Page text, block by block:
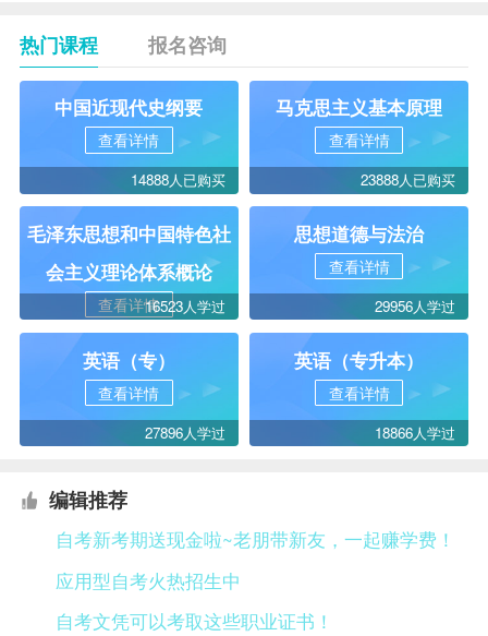
热门课程 报名咨询
中国近现代史纲要
查看详情
14888人已购买
马克思主义基本原理
查看详情
23888人已购买
毛泽东思想和中国特色社
会主义理论体系概论
查看详情16523人学过
思想道德与法治
查看详情
29956人学过
英语（专）
查看详情
27896人学过
英语（专升本）
查看详情
18866人学过
编辑推荐
自考新考期送现金啦~老朋带新友，一起赚学费！
应用型自考火热招生中
自考文凭可以考取这些职业证书！